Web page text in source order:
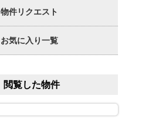
物件リクエスト
お気に入り一覧
閲覧した物件